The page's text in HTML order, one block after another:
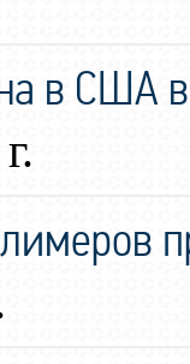
в США